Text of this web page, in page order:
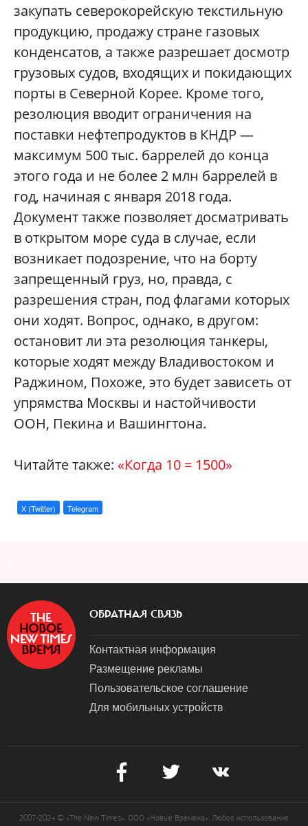
закупать северокорейскую текстильную
продукцию, продажу стране газовых
конденсатов, а также разрешает досмотр
грузовых судов, входящих и покидающих
порты в Северной Корее. Кроме того,
резолюция вводит ограничения на
поставки нефтепродуктов в КНДР —
максимум 500 тыс. баррелей до конца
этого года и не более 2 млн баррелей в
год, начиная с января 2018 года.
Документ также позволяет досматривать
в открытом море суда в случае, если
возникает подозрение, что на борту
запрещенный груз, но, правда, с
разрешения стран, под флагами которых
они ходят. Вопрос, однако, в другом:
остановит ли эта резолюция танкеры,
которые ходят между Владивостоком и
Раджином, Похоже, это будет зависеть от
упрямства Москвы и настойчивости
ООН, Пекина и Вашингтона.
Читайте также: «Когда 10 = 1500»
X (Twitter) Telegram
ОБРАТНАЯ СВЯЗЬ
Контактная информация
Размещение рекламы
Пользовательское соглашение
Для мобильных устройств
2007-2024 © «The New Times». ООО «Новые Времена». Любое использование